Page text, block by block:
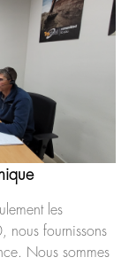
les
nous fournissons
Nous sommes